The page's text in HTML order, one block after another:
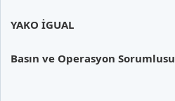
YAKO İGUAL
Basın ve Operasyon Sorumlusu